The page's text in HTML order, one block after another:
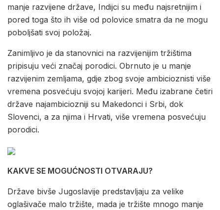
manje razvijene države, Indijci su među najsretnijim i
pored toga što ih više od polovice smatra da ne mogu
poboljšati svoj položaj.
Zanimljivo je da stanovnici na razvijenijim tržištima
pripisuju veći značaj porodici. Obrnuto je u manje
razvijenim zemljama, gdje zbog svoje ambicioznisti više
vremena posvećuju svojoj karijeri. Među izabrane četiri
države najambiciozniji su Makedonci i Srbi, dok
Slovenci, a za njima i Hrvati, više vremena posvećuju
porodici.
KAKVE SE MOGUĆNOSTI OTVARAJU?
Države bivše Jugoslavije predstavljaju za velike
oglašivače malo tržište, mada je tržište mnogo manje